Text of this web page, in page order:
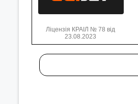
Ліцензія КРАІЛ № 78 від
23.08.2023